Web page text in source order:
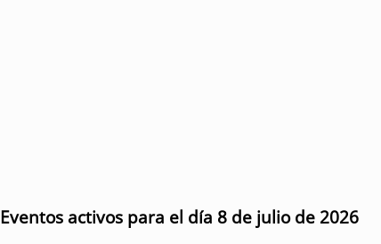
Eventos activos para el día 8 de julio de 2026